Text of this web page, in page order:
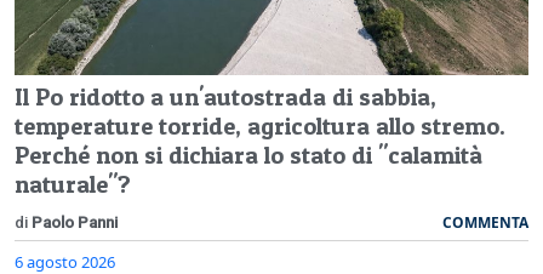
Il Po ridotto a un'autostrada di sabbia,
temperature torride, agricoltura allo stremo.
Perché non si dichiara lo stato di "calamità
naturale"?
di Paolo Panni COMMENTA
6 agosto 2026